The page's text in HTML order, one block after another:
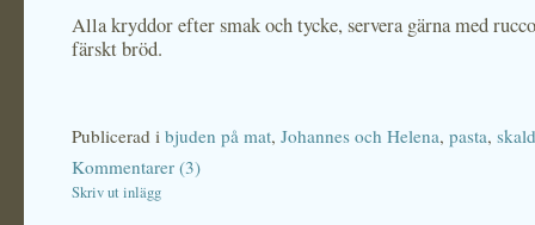
Alla kryddor efter smak och tycke, servera gärna med
färskt bröd.
Publicerad i bjuden på mat, Johannes och Helena, pasta,
Kommentarer (3)
Skriv ut inlägg